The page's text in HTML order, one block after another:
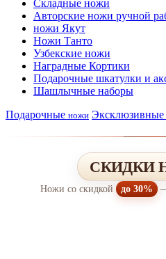
Складные ножи
Авторские ножи ручной
ножи Якут
Ножи Танто
Узбекские ножи
Наградные Кортики
Подарочные шкатулки и
Шашлычные наборы
Подарочные ножи Эксклюзивные
СКИДКИ
Ножи со скидкой до 30%